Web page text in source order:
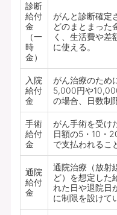
診断
給付
金
（一
時
金）
がんと診断確定
どのまとまった
く、生活費や差
に使える。
入院
給付
金
がん治療のため
5,000円や
の場合、日数制
手術
給付
金
がん手術を受け
日額の5・10・
で支払われるこ
通院
給付
金
通院治療（放射
ど）を想定した
れた日や退院日
に制限を設けて